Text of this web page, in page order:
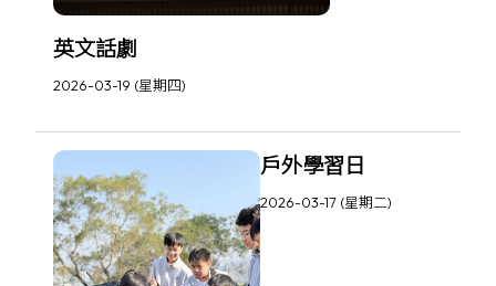
英文話劇
2026-03-19 (星期四)
戶外學習日
2026-03-17 (星期二)